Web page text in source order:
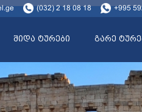
(032) 2 18 08 18 +995
შიდა ტურები გარე